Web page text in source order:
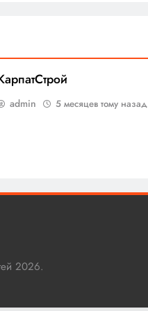
admin 5 месяцев тому назад
2026.